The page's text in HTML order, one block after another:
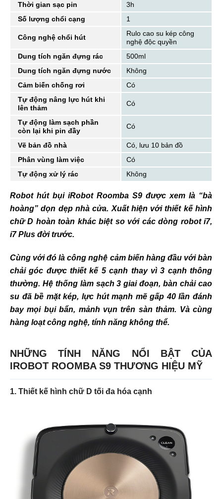
Thời gian sạc pin
3h
Số lượng chổi cạng
1
Công nghệ chổi hút
Rulo cao su kép công
nghệ độc quyền
Dung tích ngăn đựng rác
500ml
Dung tích ngăn đựng nước
Không
Cảm biến chống rơi
Có
Tự động nâng lực hút khi
lên thảm
Có
Tự động làm sạch phần
còn lại khi pin đầy
Có
Vẽ bản đồ nhà
Có, lưu 10 bản đồ
Phân vùng làm việc
Có
Tự động xử lý rác
Không
Robot hút bụi iRobot Roomba S9 được xem là “bà
hoàng” dọn dẹp nhà cửa. Xuất hiện với thiết kế hình
chữ D hoàn toàn khác biệt so với các dòng robot i7,
i7 Plus đời trước.
Cùng với đó là công nghệ cảm biến hàng đầu với bàn
chải góc được thiết kế 5 cạnh thay vì 3 cạnh thông
thường. Hệ thống làm sạch 3 giai đoạn, bàn chải cao
su đã bề mặt kép, lực hút mạnh mẽ gấp 40 lần đánh
bay mọi bụi bẩn, mảnh vụn trên sàn thảm. Và cùng
hàng loạt công nghệ, tính năng không thể.
NHỮNG TÍNH NĂNG NỔI BẬT CỦA
IROBOT ROOMBA S9 THƯƠNG HIỆU MỸ
1. Thiết kế hình chữ D tối đa hóa cạnh